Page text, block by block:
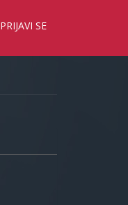
PRIJAVI SE